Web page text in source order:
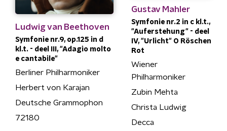
Ludwig van Beethoven
Symfonie nr.9, op.125 in d
kl.t. - deel III, "Adagio molto
e cantabile"
Berliner Philharmoniker
Herbert von Karajan
Deutsche Grammophon
72180
Gustav Mahler
Symfonie nr.2 in c kl.t.,
"Auferstehung" - deel
IV, "Urlicht" O Röschen
Rot
Wiener
Philharmoniker
Zubin Mehta
Christa Ludwig
Decca